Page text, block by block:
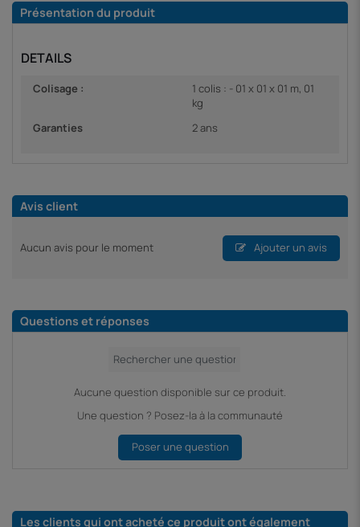
Présentation du produit
DETAILS
Colisage :
1 colis : - 01 x 01 x 01 m, 01
kg
Garanties
2 ans
Avis client
Aucun avis pour le moment Ajouter un avis
Questions et réponses
Aucune question disponible sur ce produit.
Une question ? Posez-la à la communauté
Poser une question
Les clients qui ont acheté ce produit ont également